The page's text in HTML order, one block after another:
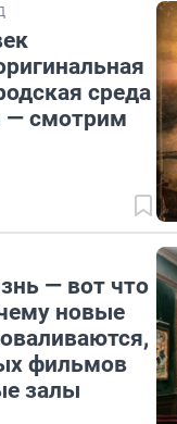
среда
— смотрим
— вот что
новые
фильмов
залы